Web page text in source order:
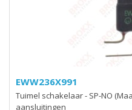
EWW236X991
Tuimel schakelaar - SP-NO
aansluitingen